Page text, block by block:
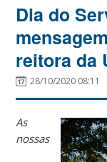
Dia do
reitora da
28/10/2020 08:11
As
nossas